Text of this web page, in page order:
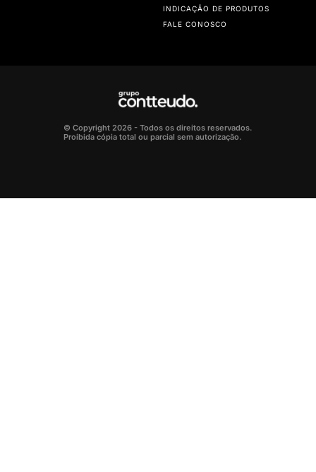
INDICAÇÃO DE PRODUTOS
FALE CONOSCO
© Copyright 2026 - Todos os direitos reservados.
Proibida cópia total ou parcial sem autorização.